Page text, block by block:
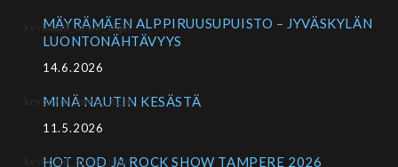
MÄYRÄMÄEN ALPPIRUUSUPUISTO – JYVÄSKYLÄN
LUONTONÄHTÄVYYS
14.6.2026
MINÄ NAUTIN KESÄSTÄ
11.5.2026
HOT ROD JA ROCK SHOW TAMPERE 2026